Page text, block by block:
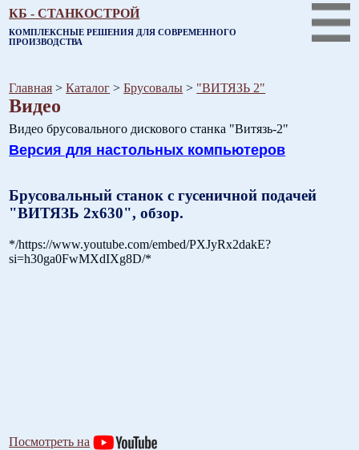
КБ - СТАНКОСТРОЙ
КОМПЛЕКСНЫЕ РЕШЕНИЯ ДЛЯ СОВРЕМЕННОГО
ПРОИЗВОДСТВА
Главная >Каталог >Брусовалы > "ВИТЯЗЬ 2"
Видео
Видео брусовального дискового станка "Витязь-2"
Версия для настольных компьютеров
Брусовальный станок с гусеничной подачей
"ВИТЯЗЬ 2х630", обзор.
*/https://www.youtube.com/embed/PXJyRx2dakE?
si=h30ga0FwMXdIXg8D/*
Посмотреть на